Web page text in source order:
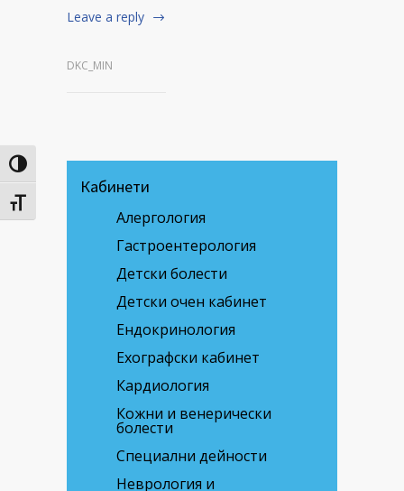
Toggle High Contrast
Toggle Font size
Leave a reply
DKC_MIN
Кабинети
Алергология
Гастроентерология
Детски болести
Детски очен кабинет
Ендокринология
Ехографски кабинет
Кардиология
Кожни и венерически
болести
Специални дейности
Неврология и